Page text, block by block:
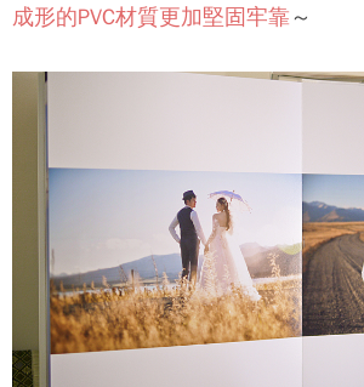
成形的PVC材質更加堅固牢靠～